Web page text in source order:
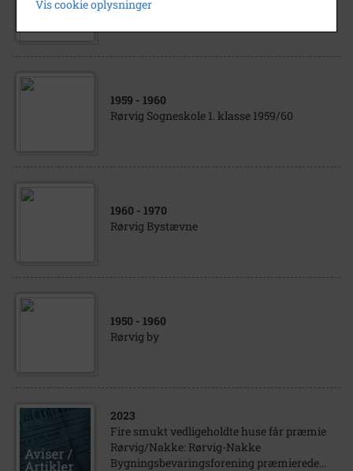
Rørvig Sogneskole 5. klasse - juni 1964
1959 - 1960
Rørvig Sogneskole 1. klasse 1959/60
1960 - 1970
Rørvig Bystævne
1950 - 1960
Rørvig by
2023
Fire smukt vedligeholdte huse får præmie
Rørvig/Nakke: Rørvig-Nakke
Bygningsbevaringsforening præmierede...
Vis cookie oplysninger